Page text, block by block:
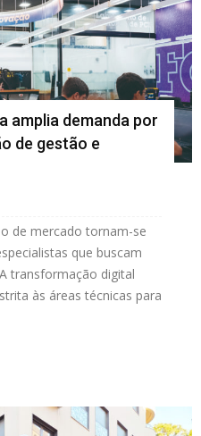
amplia demanda por
de gestão e
de mercado tornam-se
que buscam
transformação digital
às áreas técnicas para